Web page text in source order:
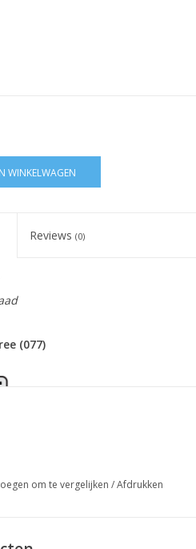
WINKELWAGEN
Reviews (0)
(077)
het ideaal is voor mensen
Deze gel biedt sterke
om te vergelijken /Afdrukken